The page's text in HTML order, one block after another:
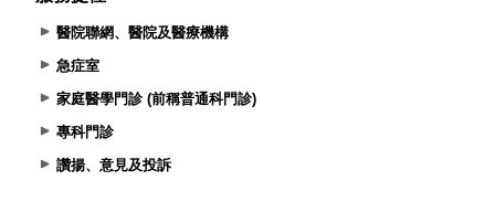
醫院聯網、醫院及醫療機構
急症室
家庭醫學門診 (前稱普通科門診)
專科門診
讚揚、意見及投訴